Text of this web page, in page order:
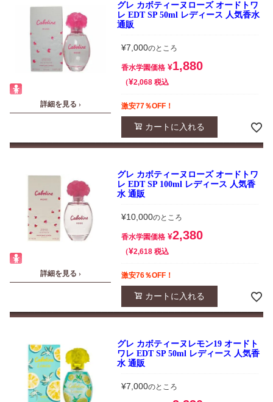
詳細を見る ›
グレ カボティーヌローズ オードトワ
レ EDT SP 50ml レディース 人気香水
通販
¥7,000のところ
香水学園価格 ¥1,880
¥2,068 税込
激安77％OFF！
カートに入れる
詳細を見る ›
グレ カボティーヌローズ オードトワ
レ EDT SP 100ml レディース 人気香
水 通販
¥10,000のところ
香水学園価格 ¥2,380
¥2,618 税込
激安76％OFF！
カートに入れる
グレ カボティーヌレモン19 オードト
ワレ EDT SP 50ml レディース 人気香
水 通販
¥7,000のところ